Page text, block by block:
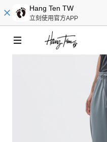
Hang Ten TW
立刻使用官方APP